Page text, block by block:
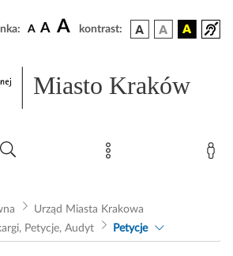
A A A kontrast:
Miasto Kraków
Urząd Miasta Krakowa
Petycje, Audyt
Petycje